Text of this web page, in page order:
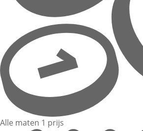
Alle maten 1 prijs